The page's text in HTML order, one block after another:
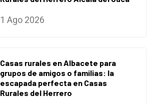
1 Ago 2026
Casas rurales en Albacete para
grupos de amigos o familias: la
escapada perfecta en Casas
Rurales del Herrero